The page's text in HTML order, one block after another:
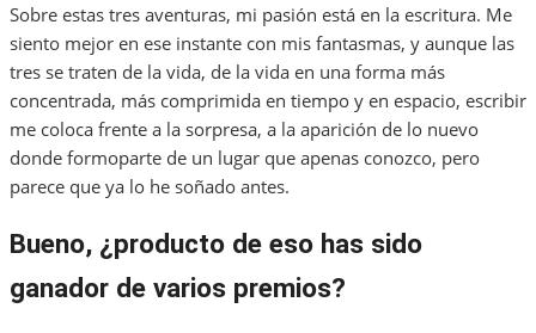
Sobre estas tres aventuras, mi pasión está en la escritura. Me
siento mejor en ese instante con mis fantasmas, y aunque las
tres se traten de la vida, de la vida en una forma más
concentrada, más comprimida en tiempo y en espacio, escribir
me coloca frente a la sorpresa, a la aparición de lo nuevo
donde formoparte de un lugar que apenas conozco, pero
parece que ya lo he soñado antes.
Bueno, ¿producto de eso has sido
ganador de varios premios?